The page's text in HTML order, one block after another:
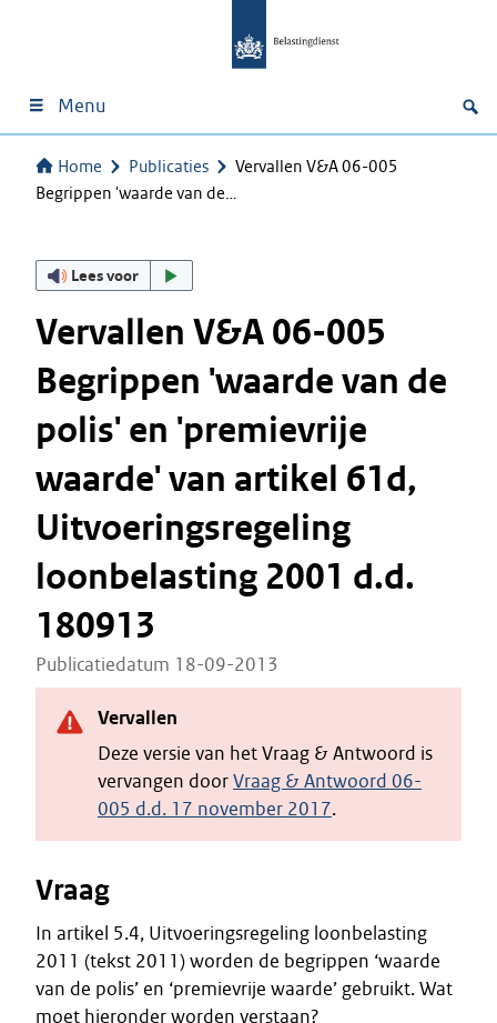
Menu
Home Publicaties
Vervallen V&A 06-005
Begrippen 'waarde van de…
Lees voor
Vervallen V&A 06-005
Begrippen 'waarde van de
polis' en 'premievrije
waarde' van artikel 61d,
Uitvoeringsregeling
loonbelasting 2001 d.d.
180913
Publicatiedatum 18-09-2013
Vervallen
Deze versie van het Vraag & Antwoord is
vervangen doorVraag & Antwoord 06-
005 d.d. 17 november 2017.
Vraag
In artikel 5.4, Uitvoeringsregeling loonbelasting
2011 (tekst 2011) worden de begrippen ‘waarde
van de polis’ en ‘premievrije waarde’ gebruikt. Wat
moet hieronder worden verstaan?